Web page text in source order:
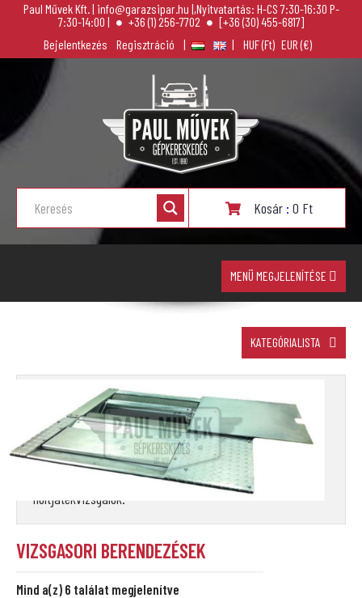
Paul Művek Kft. | info@garazsipar.hu |,Nyitvatartás: H-CS 7:30-16:30 P-
7:30-14:00 |
+36 (1) 256-7702
[+36 (30) 455-6817]
Bejelentkezés
Regisztráció | |
Kosár: 0 Ft
MENÜ MEGJELENÍTÉSE
KATEGÓRIALISTA
VIZSGASORI BERENDEZÉSEK
Vizsgasori
berendezések:
fékhatásmérő
holtjátékvizsgálók.
VIZSGASORI BERENDEZÉSEK
Mind a(z) 6 találat megjelenítve